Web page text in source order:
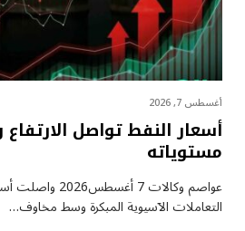
أغسطس 7, 2026
أسعار النفط تواصل
مستوياته
عواصم وكالات 7
التعاملات الآسيوية المبكرة وسط مخاوف…